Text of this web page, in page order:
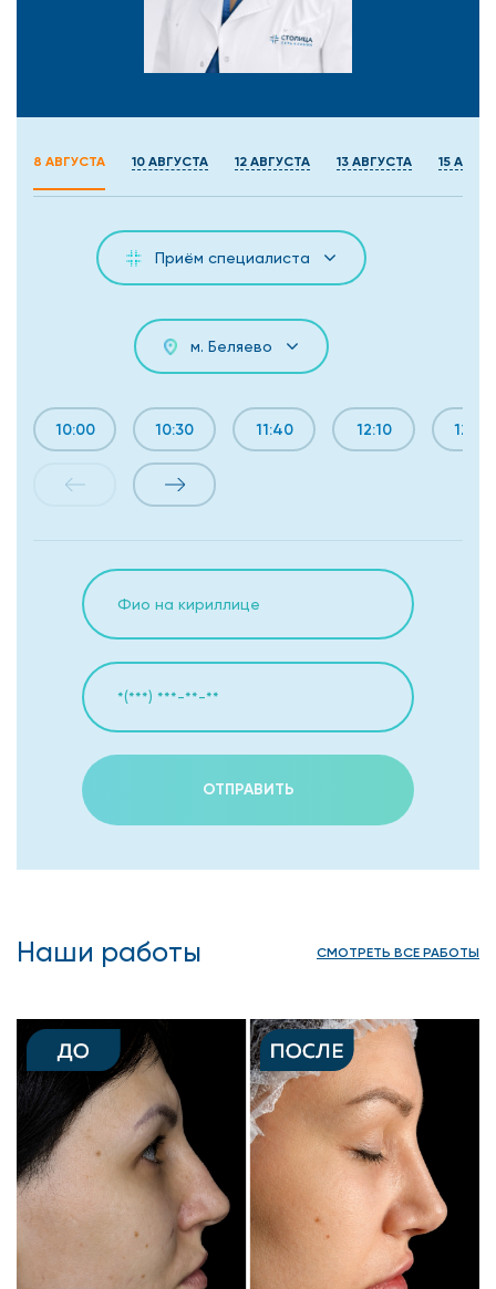
8 АВГУСТА 10 АВГУСТА 12 АВГУСТА 13 АВГУСТА 15
Приём специалиста
м. Беляево
10:00 10:30 11:40 12:10 12:40
ОТПРАВИТЬ
Наши работы СМОТРЕТЬ ВСЕ РАБОТЫ